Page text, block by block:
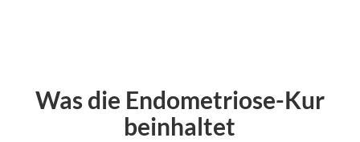
Was die Endometriose-Kur
beinhaltet